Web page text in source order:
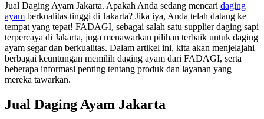
Jual Daging Ayam Jakarta. Apakah Anda sedang mencari daging
ayam berkualitas tinggi di Jakarta? Jika iya, Anda telah datang ke
tempat yang tepat! FADAGI, sebagai salah satu supplier daging sapi
terpercaya di Jakarta, juga menawarkan pilihan terbaik untuk daging
ayam segar dan berkualitas. Dalam artikel ini, kita akan menjelajahi
berbagai keuntungan memilih daging ayam dari FADAGI, serta
beberapa informasi penting tentang produk dan layanan yang
mereka tawarkan.
Jual Daging Ayam Jakarta